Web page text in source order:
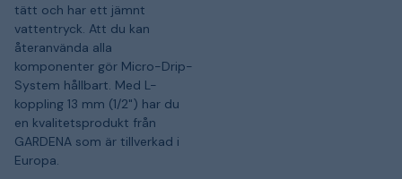
tätt och har ett jämnt
vattentryck. Att du kan
återanvända alla
komponenter gör Micro-Drip-
System hållbart. Med L-
koppling 13 mm (1/2") har du
en kvalitetsprodukt från
GARDENA som är tillverkad i
Europa.